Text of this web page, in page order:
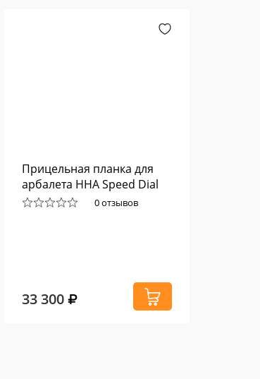
Прицельная планка для
арбалета HHA Speed Dial
0 отзывов
33 300